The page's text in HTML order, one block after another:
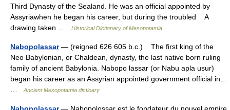
Third Dynasty of the Sealand. He was an official appointed by
Assyriawhen he began his career, but during the troubled A
drawing taken …
Historical Dictionary of Mesopotamia
Nabopolassar— (reigned 626 605 b.c.) The first king of the
Neo Babylonian, or Chaldean, dynasty, the last native born ruling
family of ancient Babylonia. Nabopo lassar (or Nabu apla usur)
began his career as an Assyrian appointed government official in…
Ancient Mesopotamia dictioary